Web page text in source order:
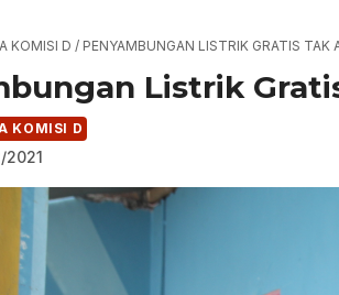
KOMISI D / PENYAMBUNGAN LISTRIK GRATIS TAK
Listrik
KOMISI D
2021